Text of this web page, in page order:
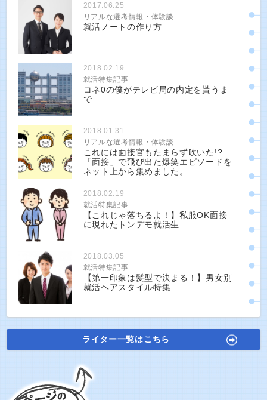
2017.06.25
リアルな選考情報・体験談
就活ノートの作り方
2018.02.19
就活特集記事
コネ0の僕がテレビ局の内定を貰うま
で
2018.01.31
リアルな選考情報・体験談
これには面接官もたまらず吹いた!?
「面接」で飛び出た爆笑エピソードを
ネット上から集めました。
2018.02.19
就活特集記事
【これじゃ落ちるよ！】私服OK面接
に現れたトンデモ就活生
2018.03.05
就活特集記事
【第一印象は髪型で決まる！】男女別
就活ヘアスタイル特集
ライター一覧はこちら